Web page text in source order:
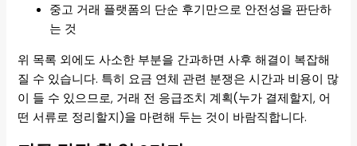
중고 거래 플랫폼의 단순 후기만으로 안전성을 판단하
는 것
위 목록 외에도 사소한 부분을 간과하면 사후 해결이 복잡해
질 수 있습니다. 특히 요금 연체 관련 분쟁은 시간과 비용이 많
이 들 수 있으므로, 거래 전 응급조치 계획(누가 결제할지, 어
떤 서류로 정리할지)을 마련해 두는 것이 바람직합니다.